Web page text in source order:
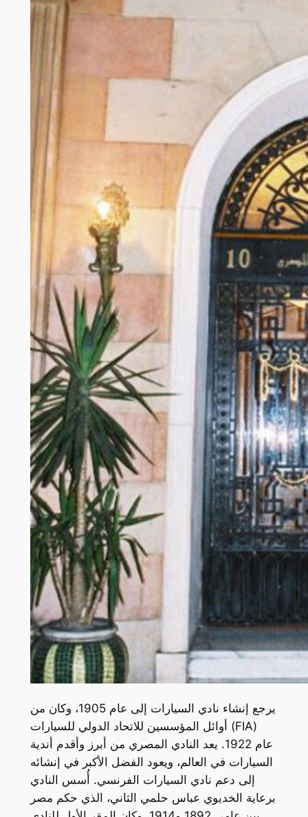
يرجع إنشاء نادي السيارات إلى عام 1905، وكان من
أوائل المؤسسين للاتحاد الدولي للسيارات (FIA)
عام 1922. يعد النادي المصري من أبرز وأقدم أندية
السيارات في العالم، ويعود الفضل الأكبر في إنشائه
إلى دعم نادي السيارات الفرنسي. أُسس النادي
برعاية الخديوي عباس حلمي الثاني، الذي حكم مصر